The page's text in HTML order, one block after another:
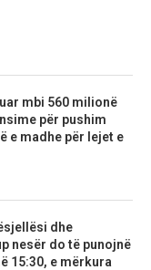
mbi 560 milionë
për pushim
e madhe për lejet e
dhe
nesër do të punojnë
15:30, e mërkura